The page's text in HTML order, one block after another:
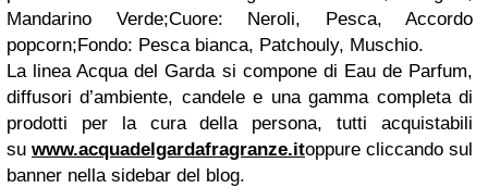
Mandarino Verde;Cuore: Neroli, Pesca, Accordo
popcorn;Fondo: Pesca bianca, Patchouly, Muschio.
La linea Acqua del Garda si compone di Eau de Parfum,
diffusori d’ambiente, candele e una gamma completa di
prodotti per la cura della persona, tutti acquistabili
su www.acquadelgardafragranze.itoppure cliccando sul
banner nella sidebar del blog.